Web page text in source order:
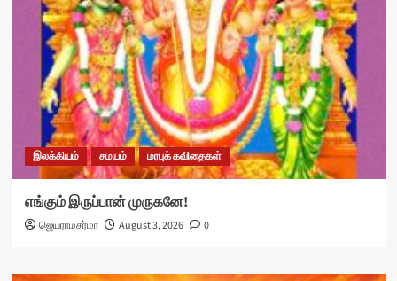
இலக்கியம் சமயம் மரபுக் கவிதைகள்
எங்கும் இருப்பான் முருகனே!
ஜெயராமசர்மா August 3, 2026 0